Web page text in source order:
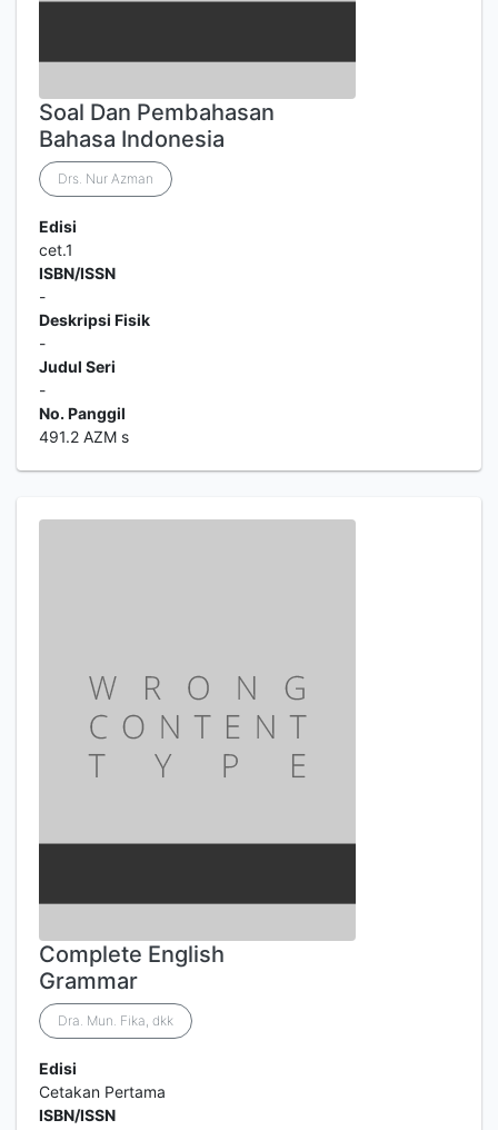
Soal Dan Pembahasan
Bahasa Indonesia
Drs. Nur Azman
Edisi
cet.1
ISBN/ISSN
-
Deskripsi Fisik
-
Judul Seri
-
No. Panggil
491.2 AZM s
Complete English
Grammar
Dra. Mun. Fika, dkk
Edisi
Cetakan Pertama
ISBN/ISSN